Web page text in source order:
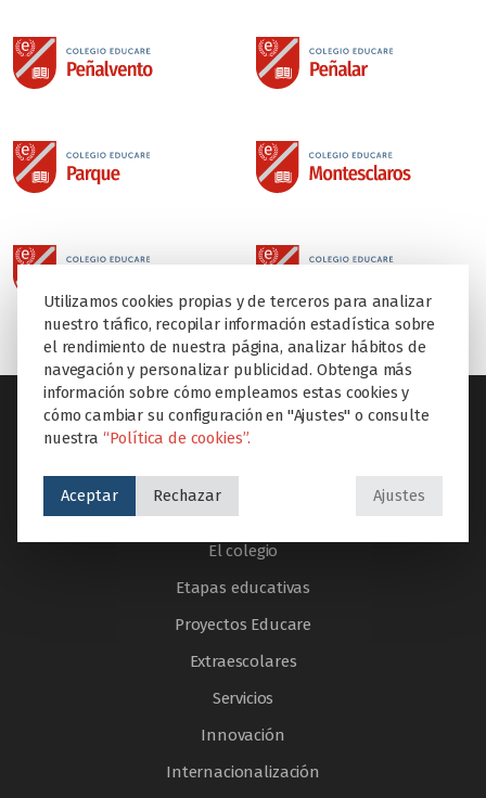
Inicio
El colegio
Etapas educativas
Proyectos Educare
Extraescolares
Servicios
Innovación
Internacionalización
Utilizamos cookies propias y de terceros para analizar
nuestro tráfico, recopilar información estadística sobre
el rendimiento de nuestra página, analizar hábitos de
navegación y personalizar publicidad. Obtenga más
información sobre cómo empleamos estas cookies y
cómo cambiar su configuración en "Ajustes" o consulte
nuestra “Política de cookies”.
Aceptar Rechazar Ajustes